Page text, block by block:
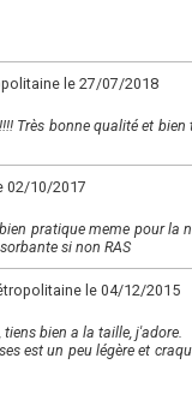
le 27/07/2018
Très bonne qualité et
02/10/2017
pratique meme pour la
si non RAS
le 04/12/2015
tiens bien a la taille, j'adore.
est un peu légère et